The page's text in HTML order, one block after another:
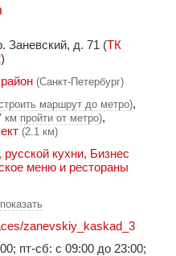
Заневский, д. 71 (ТК
)
(Санкт-Петербург)
маршрут до метро),
км пройти от метро),
(2.1 км)
кухни, Бизнес
меню и рестораны
показать
zanevskiy_kaskad_3
пт-сб: с 09:00 до 23:00;